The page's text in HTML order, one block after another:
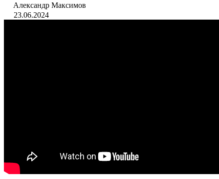
Александр Максимов
23.06.2024